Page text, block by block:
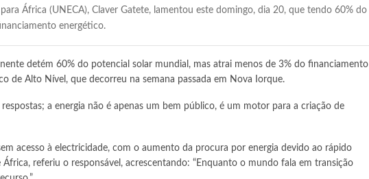
África (UNECA), Claver Gatete, lamentou este domingo, dia 20, que tendo 60% do
energético.
detém 60% do potencial solar mundial, mas atrai menos de 3% do financiamento
de Alto Nível, que decorreu na semana passada em Nova Iorque.
a energia não é apenas um bem público, é um motor para a criação de
acesso à electricidade, com o aumento da procura por energia devido ao rápido
referiu o responsável, acrescentando: “Enquanto o mundo fala em transição